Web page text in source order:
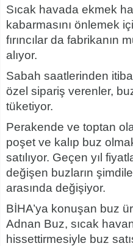
Sıcak havada ekmek
kabarmasını önlemek
fırıncılar da fabrikanın
alıyor.
Sabah saatlerinden
özel sipariş verenler,
tüketiyor.
Perakende ve toptan
poşet ve kalıp buz
satılıyor. Geçen yıl
değişen buzların
arasında değişiyor.
BİHA’ya konuşan buz
Adnan Buz, sıcak
hissettirmesiyle buz